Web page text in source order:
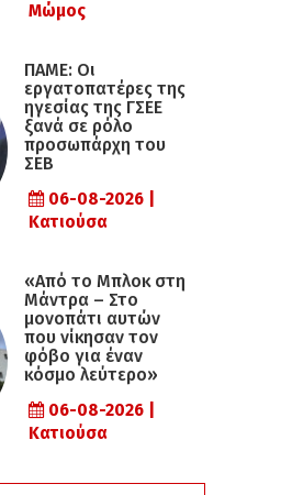
Μώμος
ΠΑΜΕ: Οι
εργατοπατέρες της
ηγεσίας της ΓΣΕΕ
ξανά σε ρόλο
προσωπάρχη του
ΣΕΒ
06-08-2026 |
Κατιούσα
«Από το Μπλοκ στη
Μάντρα – Στο
μονοπάτι αυτών
που νίκησαν τον
φόβο για έναν
κόσμο λεύτερο»
06-08-2026 |
Κατιούσα